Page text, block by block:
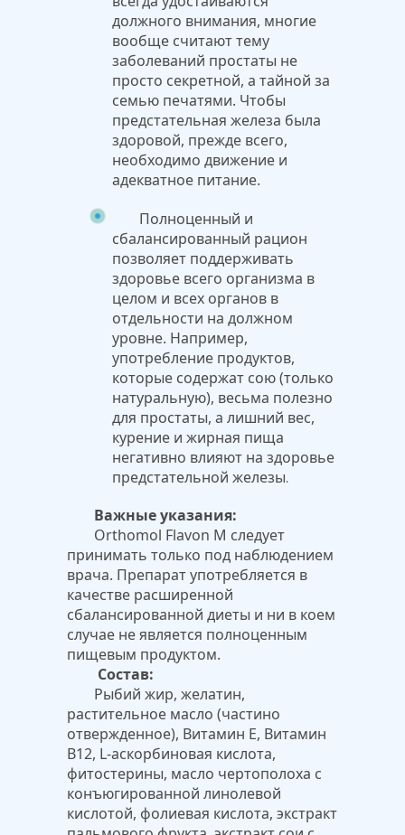
должного внимания, многие
вообще считают тему
заболеваний простаты не
просто секретной, а тайной за
семью печатями. Чтобы
предстательная железа была
здоровой, прежде всего,
необходимо движение и
адекватное питание.
Полноценный и
сбалансированный рацион
позволяет поддерживать
здоровье всего организма в
целом и всех органов в
отдельности на должном
уровне. Например,
употребление продуктов,
которые содержат сою (только
натуральную), весьма полезно
для простаты, а лишний вес,
курение и жирная пища
негативно влияют на здоровье
предстательной железы.
Важные указания:
Orthomol Flavon M следует
принимать только под наблюдением
врача. Препарат употребляется в
качестве расширенной
сбалансированной диеты и ни в коем
случае не является полноценным
пищевым продуктом.
Состав:
Рыбий жир, желатин,
растительное масло (частино
отвержденное), Витамин Е, Витамин
В12, L-аскорбиновая кислота,
фитостерины, масло чертополоха с
конъюгированной линолевой
кислотой, фолиевая кислота, экстракт